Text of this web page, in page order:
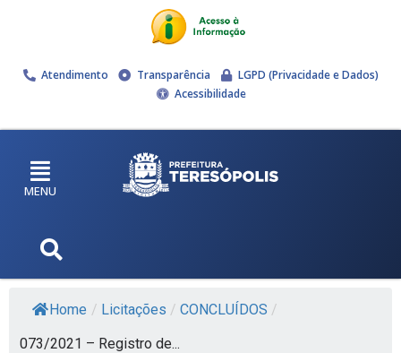
Atendimento Transparência
LGPD (Privacidade e Dados)
Acessibilidade
MENU
Home / Licitações / CONCLUÍDOS /
073/2021 – Registro de...